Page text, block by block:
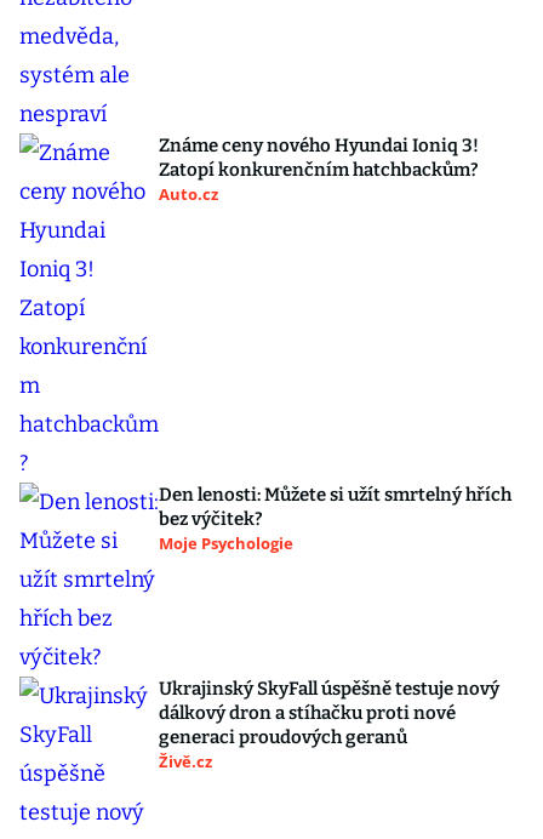
Známe ceny nového Hyundai Ioniq 3!
Zatopí konkurenčním hatchbackům?
Auto.cz
Den lenosti: Můžete si užít smrtelný hřích
bez výčitek?
Moje Psychologie
Ukrajinský SkyFall úspěšně testuje nový
dálkový dron a stíhačku proti nové
generaci proudových geranů
Živě.cz